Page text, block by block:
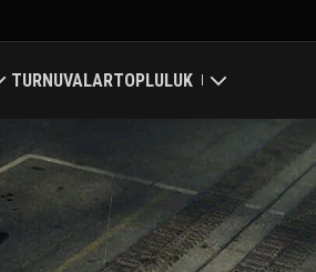
TURNUVALARTOPLULUK
Oyuncu Ara
Arkadaş Öner